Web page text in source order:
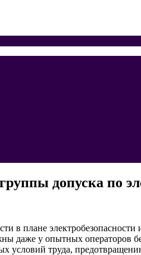
допуска по
в плане
даже у опытных операторов
условий труда,